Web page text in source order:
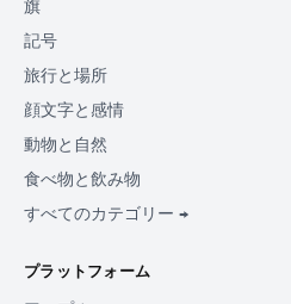
旗
記号
旅行と場所
顔文字と感情
動物と自然
食べ物と飲み物
すべてのカテゴリー →
プラットフォーム